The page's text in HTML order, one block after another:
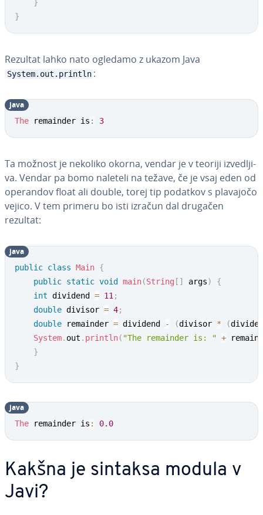
}
}
Rezultat lahko nato ogledamo z ukazom Java
System.out.println :
The remainder is : 3
java
Ta možnost je nekoliko okorna, vendar je v teoriji iz­ve­dlji­
va. Vendar pa bomo naleteli na težave, če je vsaj eden od
operandov float ali double, torej tip podatkov s plavajočo
vejico. V tem primeru bo isti izračun dal drugačen
rezultat:
public class Main {
public static void main(String [ ] args)
{
int dividend = 11 ;
double divisor = 4;
double remainder = dividend - (divisor * (
System. out . println( "The remainder is: " +
}
}
java
The remainder is : 0.0
java
Kakšna je sintaksa modula v
Javi?